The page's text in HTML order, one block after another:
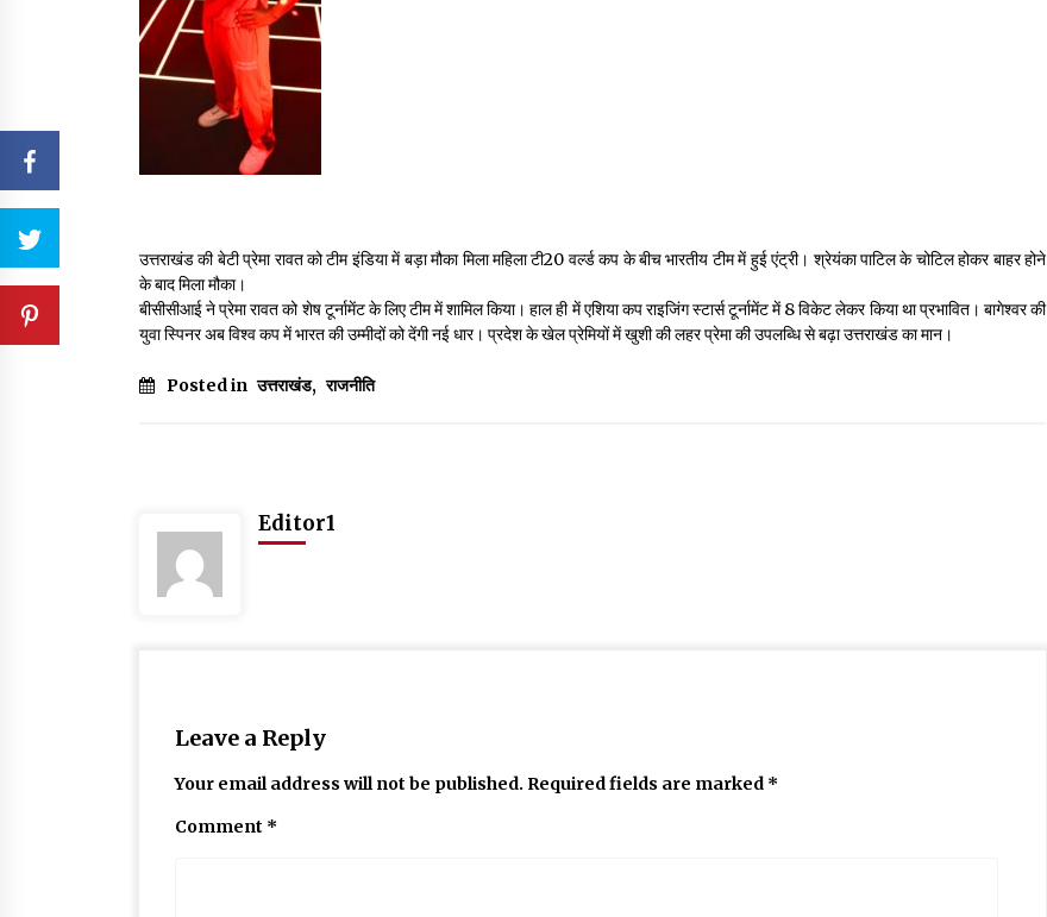
उत्तराखंड की बेटी प्रेमा रावत को टीम इंडिया में बड़ा मौका मिला महिला टी20 वर्ल्ड कप के बीच भारतीय टीम में हुई एंट्री। श्रेयंका पाटिल के चोटिल होकर बाहर होने
के बाद मिला मौका।
बीसीसीआई ने प्रेमा रावत को शेष टूर्नामेंट के लिए टीम में शामिल किया। हाल ही में एशिया कप राइजिंग स्टार्स टूर्नामेंट में 8 विकेट लेकर किया था प्रभावित। बागेश्वर की
युवा स्पिनर अब विश्व कप में भारत की उम्मीदों को देंगी नई धार। प्रदेश के खेल प्रेमियों में खुशी की लहर प्रेमा की उपलब्धि से बढ़ा उत्तराखंड का मान।
Posted in उत्तराखंड, राजनीति
Editor1
Leave a Reply
Your email address will not be published. Required fields are marked *
Comment *